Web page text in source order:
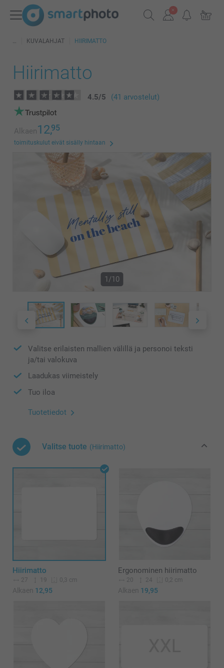
KUVALAHJAT HIIRIMATTO
Hiirimatto
4.5/5 (41 arvostelut)
Alkaen12,95
toimituskulut eivät sisälly hintaan
1/10
Valitse erilaisten mallien välillä ja personoi teksti
ja/tai valokuva
Laadukas viimeistely
Tuo iloa
Tuotetiedot
Valitse tuote (Hiirimatto)
Hiirimatto
27 19 0,3 cm
Alkaen 12,95
Ergonominen hiirimatto
20 24 0,2 cm
Alkaen 19,95